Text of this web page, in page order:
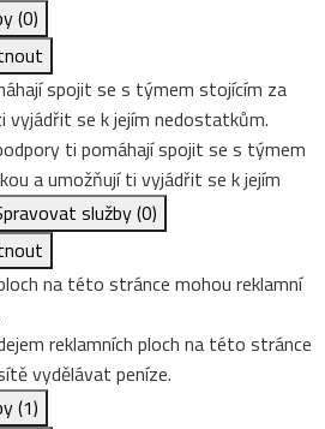
(0)
spojit se s týmem stojícím za
vyjádřit se k jejím nedostatkům.
ti pomáhají spojit se s týmem
a umožňují ti vyjádřit se k jejím
služby(0)
na této stránce mohou reklamní
reklamních ploch na této stránce
vydělávat peníze.
(1)